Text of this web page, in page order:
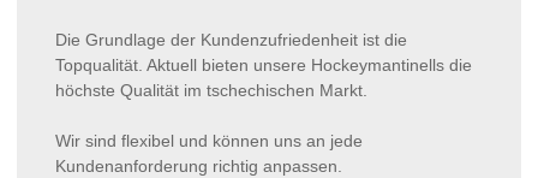
Die Grundlage der Kundenzufriedenheit ist die
Topqualität. Aktuell bieten unsere Hockeymantinells die
höchste Qualität im tschechischen Markt.
Wir sind flexibel und können uns an jede
Kundenanforderung richtig anpassen.